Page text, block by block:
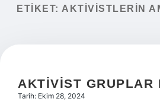
Yasal Uyarı
ETIKET: AKTIVISTLERIN
AKTIVIST GRUPLAR
Tarih: Ekim 28, 2024